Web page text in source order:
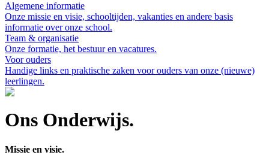
Algemene informatie
Onze missie en visie, schooltijden, vakanties en andere basis
informatie over onze school.
Team & organisatie
Onze formatie, het bestuur en vacatures.
Voor ouders
Handige links en praktische zaken voor ouders van onze (nieuwe)
leerlingen.
Ons Onderwijs.
Missie en visie.